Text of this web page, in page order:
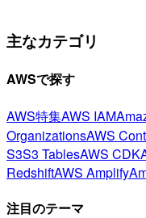
主なカテゴリ
AWSで探す
AWS特集AWS IAM
OrganizationsAWS
S3S3 TablesAWS CDK
RedshiftAWS Amplify
注目のテーマ